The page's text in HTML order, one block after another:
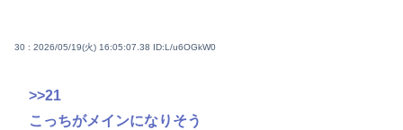
30 : 2026/05/19(火) 16:05:07.38 ID:L/u6OGkW0
>>21
こっちがメインになりそう